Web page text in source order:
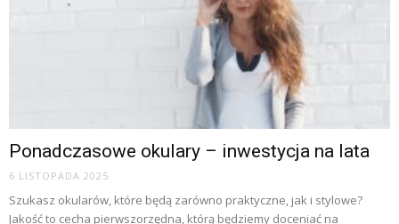
Ponadczasowe okulary – inwestycja na lata
6 LISTOPADA 2025
Szukasz okularów, które będą zarówno praktyczne, jak i stylowe?
Jakość to cecha pierwszorzędna, którą będziemy doceniać na